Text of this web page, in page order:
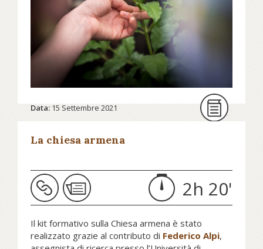
congiunta che esorta a prendersi
cura del futuro del pianeta.
I leader della Chiesa cattolica
romana, della Chiesa ortodossa
orientale e della Comunione
anglicana richiamano l’urgenza della
sostenibilità ambientale, del suo
impatto sulla povertà e
dell’importanza della cooperazione
Continua a leggere su nev.it...
Data: 15 Settembre 2021
La chiesa armena
2h 20'
Il kit formativo sulla Chiesa armena è stato
realizzato grazie al contributo di Federico Alpi,